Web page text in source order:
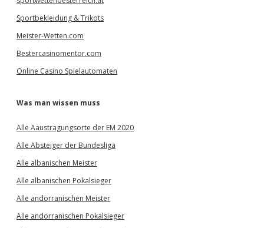
Sportbekleidung & Trikots
Meister-Wetten.com
Bestercasinomentor.com
Online Casino Spielautomaten
Was man wissen muss
Alle Aaustragungsorte der EM 2020
Alle Absteiger der Bundesliga
Alle albanischen Meister
Alle albanischen Pokalsieger
Alle andorranischen Meister
Alle andorranischen Pokalsieger